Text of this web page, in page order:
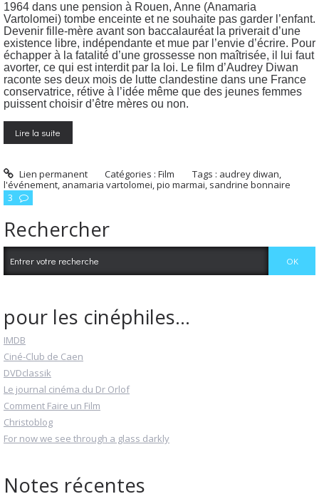
1964 dans une pension à Rouen, Anne (Anamaria
Vartolomei) tombe enceinte et ne souhaite pas garder l’enfant.
Devenir fille-mère avant son baccalauréat la priverait d’une
existence libre, indépendante et mue par l’envie d’écrire. Pour
échapper à la fatalité d’une grossesse non maîtrisée, il lui faut
avorter, ce qui est interdit par la loi. Le film d’Audrey Diwan
raconte ses deux mois de lutte clandestine dans une France
conservatrice, rétive à l’idée même que des jeunes femmes
puissent choisir d’être mères ou non.
Lire la suite
Lien permanent Catégories :Film Tags : audrey diwan,
l'événement, anamaria vartolomei,pio marmai, sandrine bonnaire
3
Rechercher
pour les cinéphiles...
IMDB
Ciné-Club de Caen
DVDclassik
Le journal cinéma du Dr Orlof
Comment Faire un Film
Christoblog
For now we see through a glass darkly
Notes récentes